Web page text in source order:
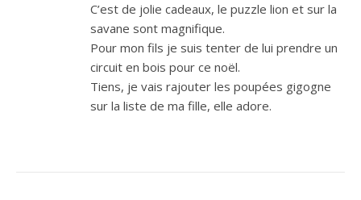
C’est de jolie cadeaux, le puzzle lion et sur la
savane sont magnifique.
Pour mon fils je suis tenter de lui prendre un
circuit en bois pour ce noël.
Tiens, je vais rajouter les poupées gigogne
sur la liste de ma fille, elle adore.